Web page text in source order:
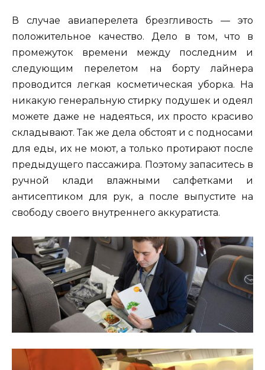
В случае авиаперелета брезгливость — это
положительное качество. Дело в том, что в
промежуток времени между последним и
следующим перелетом на борту лайнера
проводится легкая косметическая уборка. На
никакую генеральную стирку подушек и одеял
можете даже не надеяться, их просто красиво
складывают. Так же дела обстоят и с подносами
для еды, их не моют, а только протирают после
предыдущего пассажира. Поэтому запаситесь в
ручной клади влажными салфетками и
антисептиком для рук, а после выпустите на
свободу своего внутреннего аккуратиста.